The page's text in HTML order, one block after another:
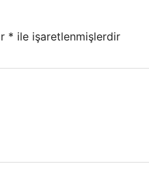
* ile işaretlenmişlerdir